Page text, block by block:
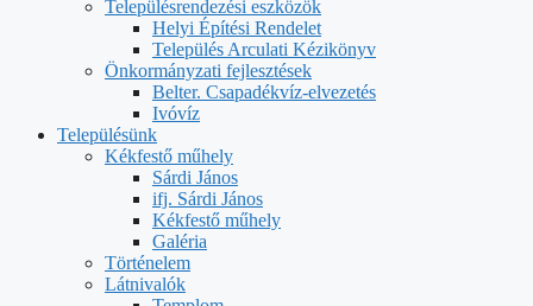
Településrendezési eszközök
Helyi Építési Rendelet
Település Arculati Kézikönyv
Önkormányzati fejlesztések
Belter. Csapadékvíz-elvezetés
Ivóvíz
Településünk
Kékfestő műhely
Sárdi János
ifj. Sárdi János
Kékfestő műhely
Galéria
Történelem
Látnivalók